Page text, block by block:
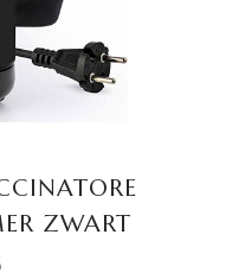
ZWART